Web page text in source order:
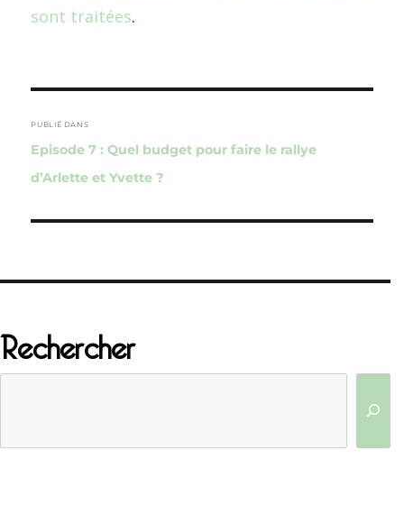
sont traitées.
de
l’article
PUBLIÉ DANS
Episode 7 : Quel budget pour faire le rallye
d’Arlette et Yvette ?
Rechercher